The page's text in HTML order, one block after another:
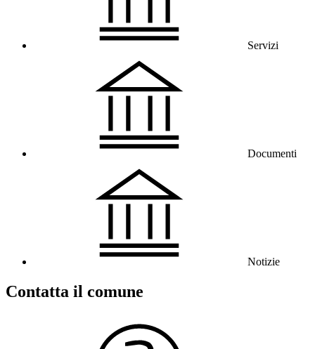
Servizi
Documenti
Notizie
Contatta il comune